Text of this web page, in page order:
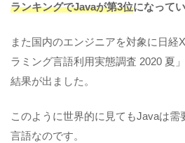
ランキングでJavaが第3位になってい
また国内のエンジニアを対象に日経
ラミング言語利用実態調査 2020 夏
結果が出ました。
このように世界的に見てもJavaは需
言語なのです。